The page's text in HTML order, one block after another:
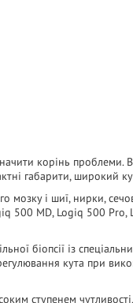
корінь проблеми.
габарити, широкий
мозку і шиї, нирки,
500 MD, Logiq 500
біопсії із
кута при
ступенем